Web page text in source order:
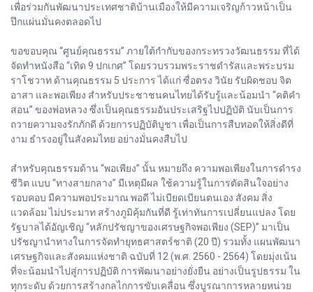
เพื่อร่วมกันพัฒนาประเทศชาติบ้านเมืองให้มีความเจริญก้าวหน้าเป็น
ปึกแผ่นมั่นคงตลอดไป
ขอขอบคุณ “ศูนย์คุณธรรม” ภายใต้กำกับของกระทรวงวัฒนธรรม ที่ได้
จัดทำหนังสือ “เทิด 9 ปกเกศ” โดยรวบรวมพระราชดำรัสและพระบรม
ราโชวาท ด้านคุณธรรม 5 ประการ ได้แก่ ซื่อตรง วินัย รับผิดชอบ จิต
อาสา และพอเพียง สำหรับประชาชนคนไทยได้รับรู้และน้อมนำ “คติคำ
สอน” ของพ่อหลวง ซึ่งเป็นคุณธรรมอันประเสริฐไปปฏิบัติ นับเป็นการ
ถวายความจงรักภักดี ด้วยการปฏิบัติบูชา เพื่อเป็นการสืบทอดให้สิ่งดีที่
งาม ธำรงอยู่ในสังคมไทย อย่างมั่นคงสืบไป
สำหรับคุณธรรมด้าน “พอเพียง” นั้น หมายถึง ความพอเพียงในการดำรง
ชีวิต แบบ “ทางสายกลาง” มีเหตุมีผล ใช้ความรู้ในการตัดสินใจอย่าง
รอบคอบ มีความพอประมาณ พอดี ไม่เบียดเบียนตนเอง สังคม สิ่ง
แวดล้อม ไม่ประมาท สร้างภูมิคุ้มกันที่ดี รู้เท่าทันการเปลี่ยนแปลง โดย
รัฐบาลได้อัญเชิญ “หลักปรัชญาของเศรษฐกิจพอเพียง (SEP)” มาเป็น
ปรัชญานำทางในการจัดทำยุทธศาสตร์ชาติ (20 ปี) รวมทั้ง แผนพัฒนา
เศรษฐกิจและสังคมแห่งชาติ ฉบับที่ 12 (พ.ศ. 2560 - 2564) โดยมุ่งเน้น
ที่จะน้อมนำไปสู่การปฏิบัติ การพัฒนาอย่างยั่งยืน อย่างเป็นรูปธรรม ใน
ทุกระดับ ด้วยการสร้างกลไกการขับเคลื่อน ซึ่งบูรณาการหลายหน่วย